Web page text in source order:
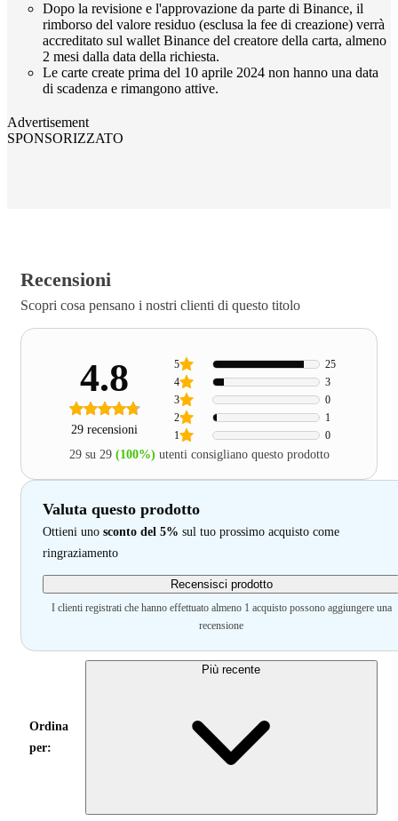
Dopo la revisione e l'approvazione da parte di Binance, il
rimborso del valore residuo (esclusa la fee di creazione) verrà
accreditato sul wallet Binance del creatore della carta, almeno
2 mesi dalla data della richiesta.
Le carte create prima del 10 aprile 2024 non hanno una data
di scadenza e rimangono attive.
Advertisement
SPONSORIZZATO
Recensioni
Scopri cosa pensano i nostri clienti di questo titolo
4.8
29 recensioni 1 0
2 1
3 0
4 3
5 25
29 su 29 (100%) utenti consigliano questo prodotto
Valuta questo prodotto
Ottieni uno sconto del 5% sul tuo prossimo acquisto come
ringraziamento
Recensisci prodotto
I clienti registrati che hanno effettuato almeno 1 acquisto possono aggiungere una
recensione
Ordina
per:
Più recente